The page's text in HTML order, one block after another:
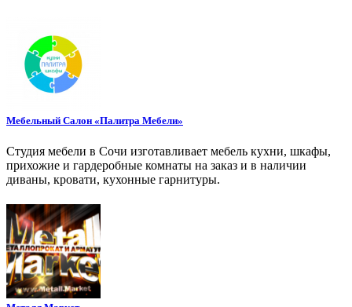
Мебельный Салон «Палитра Мебели»
Студия мебели в Сочи изготавливает мебель кухни, шкафы,
прихожие и гардеробные комнаты на заказ и в наличии
диваны, кровати, кухонные гарнитуры.